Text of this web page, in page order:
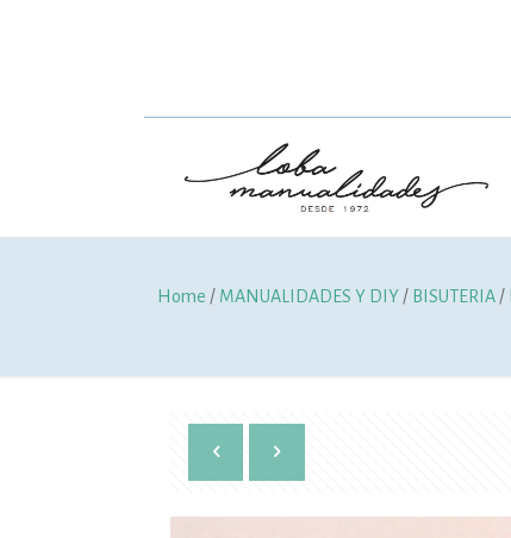
Home / MANUALIDADES Y DIY / BISUTERIA /